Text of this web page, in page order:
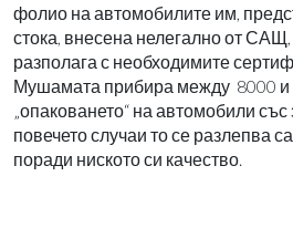
фолио на автомобилите им,
стока, внесена нелегално от
разполага с необходимите
Мушамата прибира между 8000
„опаковането“ на автомобили
повечето случаи то се разлепва
поради ниското си качество.